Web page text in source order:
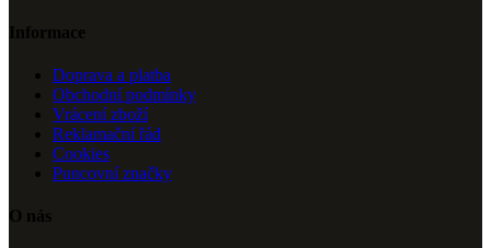
Informace
Doprava a platba
Obchodní podmínky
Vrácení zboží
Reklamační řád
Cookies
Puncovní značky
O nás